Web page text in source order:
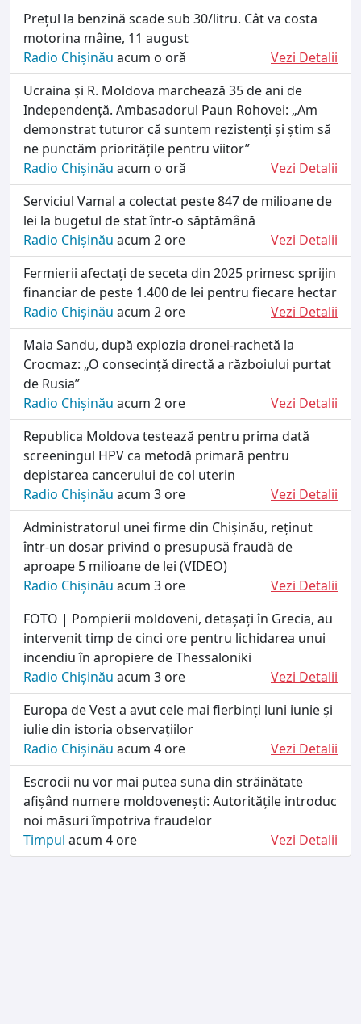
Prețul la benzină scade sub 30/litru. Cât va costa
motorina mâine, 11 august
Radio Chișinău acum o oră
Vezi Detalii
Ucraina și R. Moldova marchează 35 de ani de
Independență. Ambasadorul Paun Rohovei: „Am
demonstrat tuturor că suntem rezistenți și știm să
ne punctăm prioritățile pentru viitor”
Radio Chișinău acum o oră
Vezi Detalii
Serviciul Vamal a colectat peste 847 de milioane de
lei la bugetul de stat într-o săptămână
Radio Chișinău acum 2 ore
Vezi Detalii
Fermierii afectați de seceta din 2025 primesc sprijin
financiar de peste 1.400 de lei pentru fiecare hectar
Radio Chișinău acum 2 ore
Vezi Detalii
Maia Sandu, după explozia dronei-rachetă la
Crocmaz: „O consecință directă a războiului purtat
de Rusia”
Radio Chișinău acum 2 ore
Vezi Detalii
Republica Moldova testează pentru prima dată
screeningul HPV ca metodă primară pentru
depistarea cancerului de col uterin
Radio Chișinău acum 3 ore
Vezi Detalii
Administratorul unei firme din Chișinău, reținut
într-un dosar privind o presupusă fraudă de
aproape 5 milioane de lei (VIDEO)
Radio Chișinău acum 3 ore
Vezi Detalii
FOTO | Pompierii moldoveni, detașați în Grecia, au
intervenit timp de cinci ore pentru lichidarea unui
incendiu în apropiere de Thessaloniki
Radio Chișinău acum 3 ore
Vezi Detalii
Europa de Vest a avut cele mai fierbinți luni iunie și
iulie din istoria observațiilor
Radio Chișinău acum 4 ore
Vezi Detalii
Escrocii nu vor mai putea suna din străinătate
afișând numere moldovenești: Autoritățile introduc
noi măsuri împotriva fraudelor
Timpul acum 4 ore Vezi Detalii